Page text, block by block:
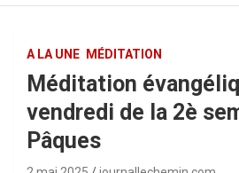
A LA UNE MÉDITATION
Méditation
vendredi de la 2è
Pâques